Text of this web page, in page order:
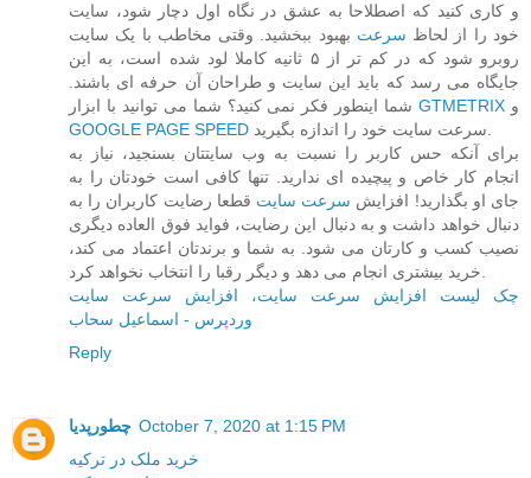
و کاری کنید که اصطلاحا به عشق در نگاه اول دچار شود، سایت
خود را از لحاظ سرعت بهبود ببخشید. وقتی مخاطب با یک سایت
روبرو شود که در کم تر از ۵ ثانیه کاملا لود شده است، به این
جایگاه می رسد که باید این سایت و طراحان آن حرفه ای باشند.
شما اینطور فکر نمی کنید؟ شما می توانید با ابزارGTMETRIX و
GOOGLE PAGE SPEED
برای آنکه حس کاربر را نسبت به وب سایتتان بسنجید، نیاز به
انجام کار خاص و پیچیده ای ندارید. تنها کافی است خودتان را به
جای او بگذارید! افزایش سرعت سایت قطعا رضایت کاربران را به
دنبال خواهد داشت و به دنبال این رضایت، فواید فوق العاده دیگری
نصیب کسب و کارتان می شود. به شما و برندتان اعتماد می کند،
چک لیست افزایش سرعت سایت، افزایش سرعت سایت
وردپرس - اسماعیل سحاب
Reply
چطورپدیا October 7, 2020 at 1:15 PM
خريد ملک در ترکيه